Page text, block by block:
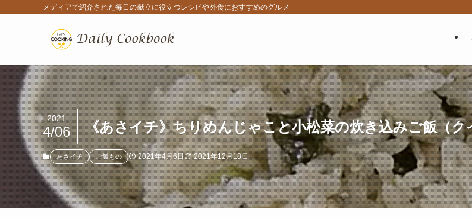
メディアで紹介された毎日の献立に役立つレシピや外食におすすめのグルメ
《あさイチ》ちりめんじゃこと小松菜の炊き込みご飯（
2021
4/06
あさイチ ご飯もの 2021年4月6日 2021年12月18日